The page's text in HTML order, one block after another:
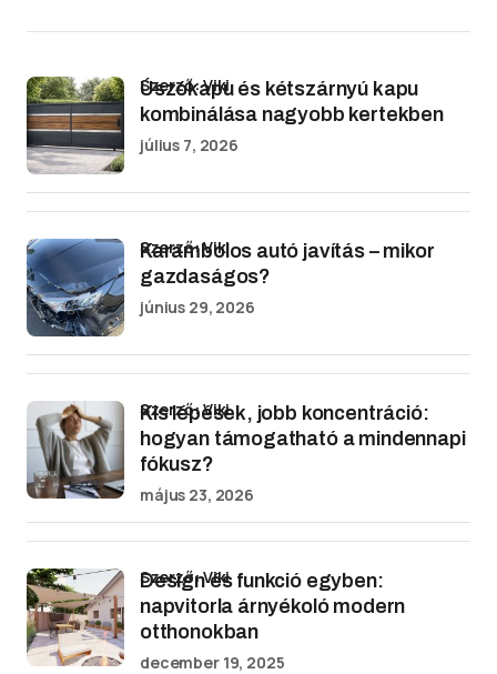
Úszókapu és kétszárnyú kapu
kombinálása nagyobb kertekben
Szerző: Viki
július 7, 2026
Karambolos autó javítás – mikor
gazdaságos?
Szerző: Viki
június 29, 2026
Kis lépések, jobb koncentráció:
hogyan támogatható a mindennapi
fókusz?
Szerző: Viki
május 23, 2026
Design és funkció egyben:
napvitorla árnyékoló modern
otthonokban
Szerző: Viki
december 19, 2025